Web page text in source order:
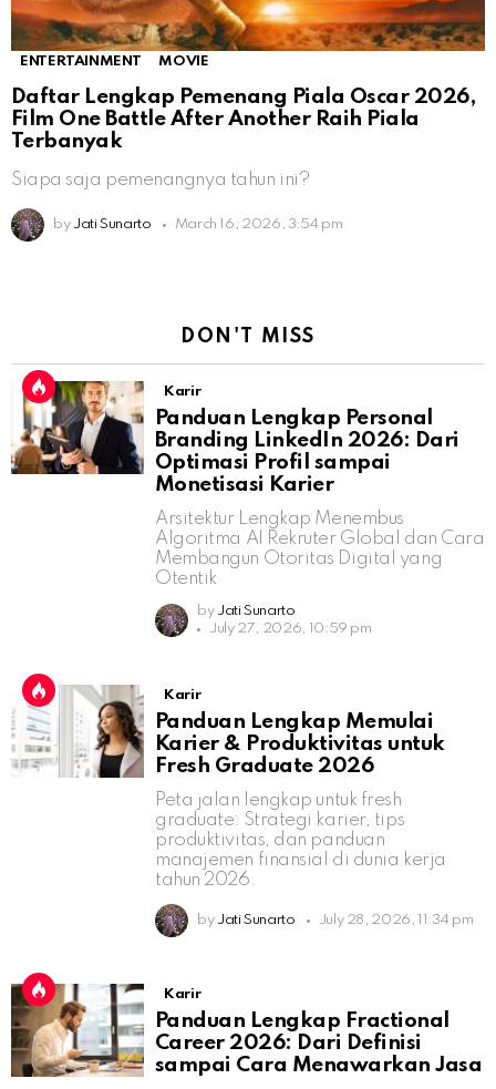
ENTERTAINMENT MOVIE
Daftar Lengkap Pemenang Piala Oscar 2026,
Film One Battle After Another Raih Piala
Terbanyak
Siapa saja pemenangnya tahun ini?
by Jati Sunarto March 16, 2026, 3:54 pm
DON'T MISS
Karir
Panduan Lengkap Personal
Branding LinkedIn 2026: Dari
Optimasi Profil sampai
Monetisasi Karier
Arsitektur Lengkap Menembus
Algoritma AI Rekruter Global dan Cara
Membangun Otoritas Digital yang
Otentik
by Jati Sunarto
July 27, 2026, 10:59 pm
Karir
Panduan Lengkap Memulai
Karier & Produktivitas untuk
Fresh Graduate 2026
Peta jalan lengkap untuk fresh
graduate: Strategi karier, tips
produktivitas, dan panduan
manajemen finansial di dunia kerja
tahun 2026.
by Jati Sunarto July 28, 2026, 11:34 pm
Karir
Panduan Lengkap Fractional
Career 2026: Dari Definisi
sampai Cara Menawarkan Jasa